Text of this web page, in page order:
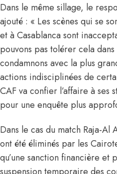
Dans le même sillage, le
ajouté : « Les scènes qui se
et à Casablanca sont
pouvons pas tolérer cela
condamnons avec la plus
actions indisciplinées de
CAF va confier l’affaire à ses
pour une enquête plus
Dans le cas du match Raja-Al
ont été éliminés par les
qu’une sanction financière et